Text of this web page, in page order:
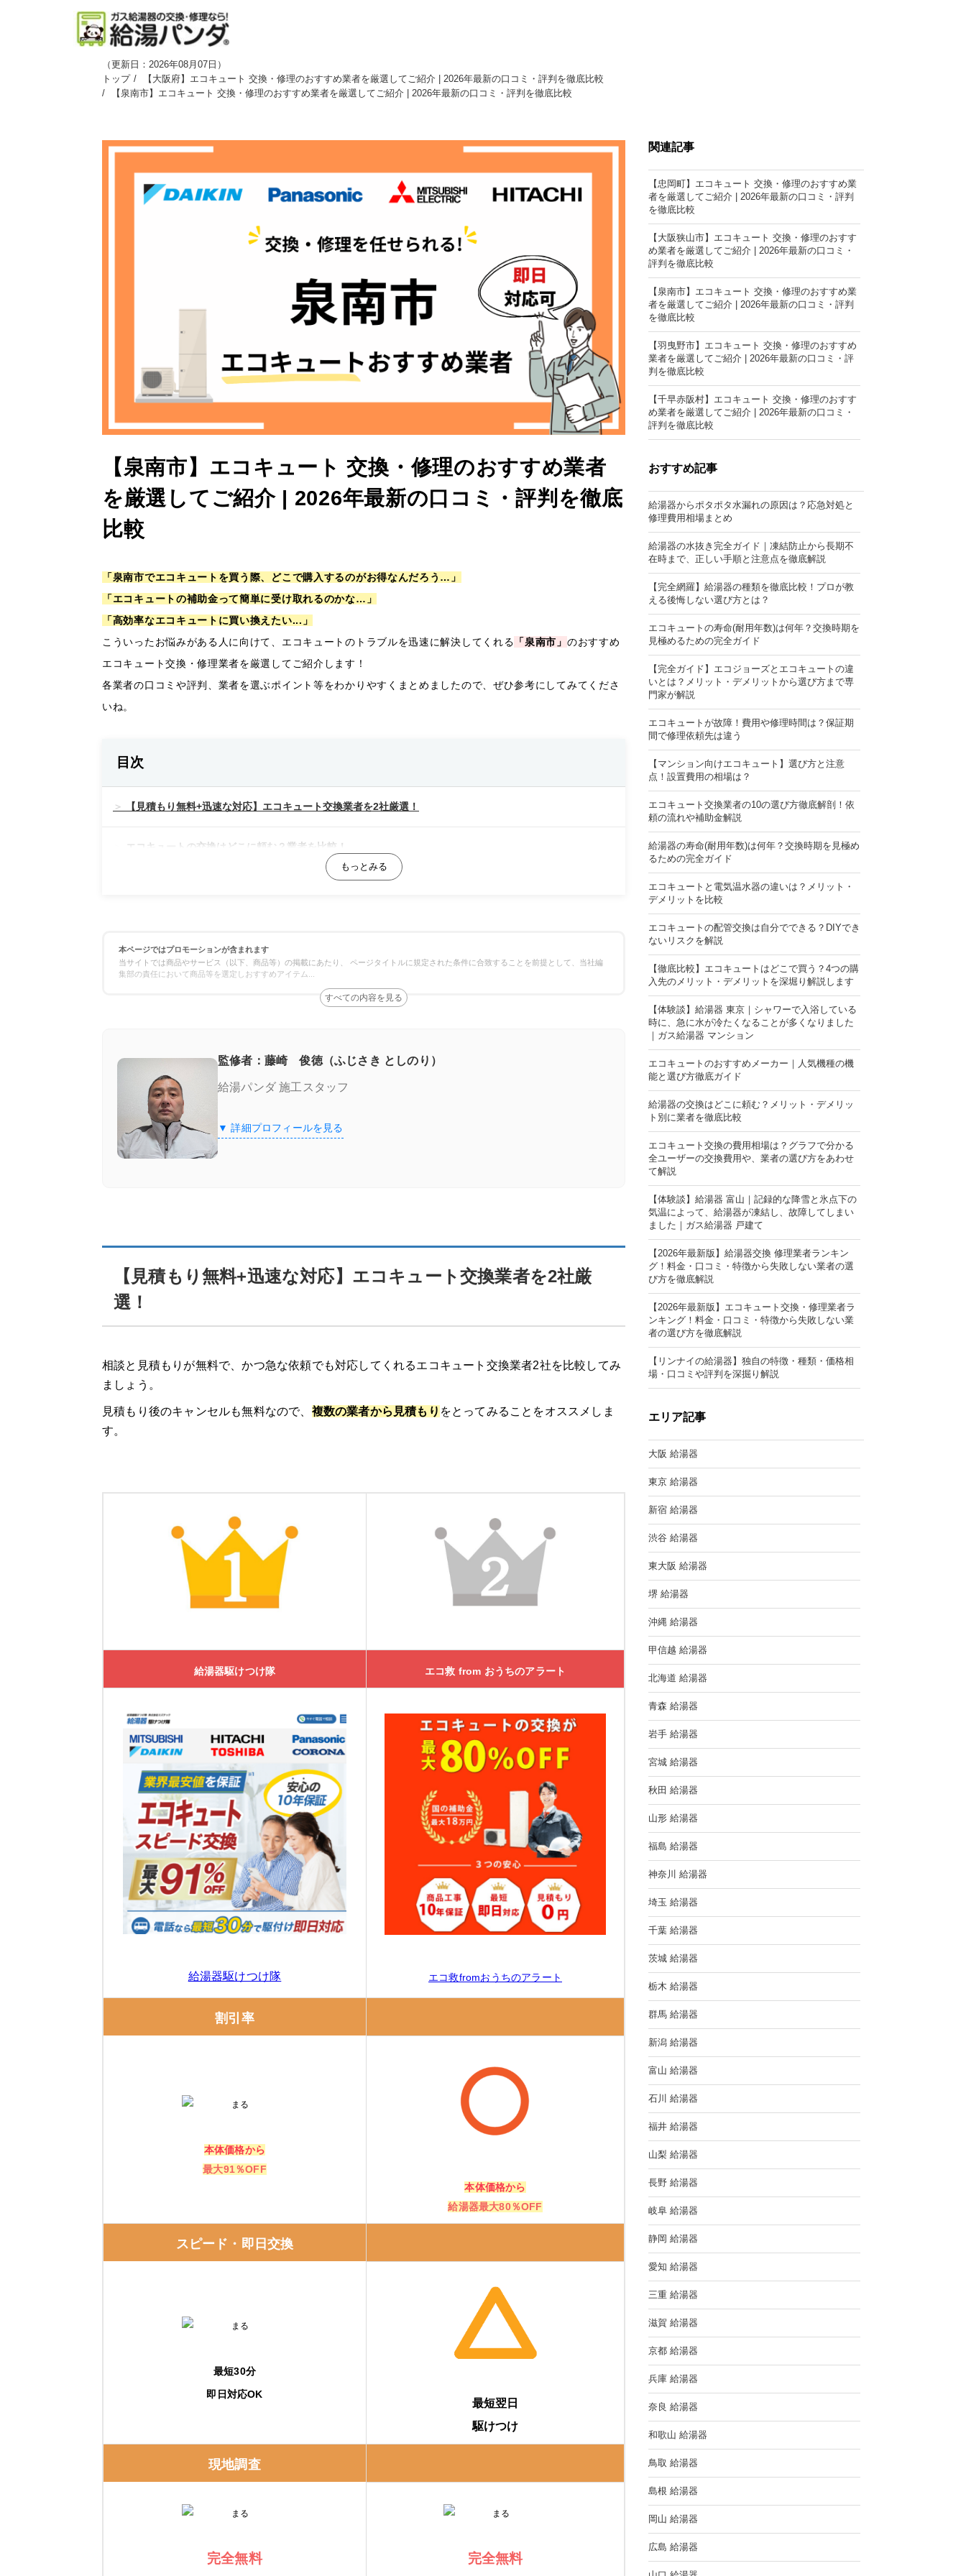
（更新日：2026年08月07日 ）
トップ
【大阪府】エコキュート 交換・修理のおすすめ業者を厳選してご紹介 | 2026年最新の口コミ・評判を徹底比較
【泉南市】エコキュート 交換・修理のおすすめ業者を厳選してご紹介 | 2026年最新の口コミ・評判を徹底比較
【泉南市】エコキュート 交換・修理のおすすめ業者
を厳選してご紹介 | 2026年最新の口コミ・評判を徹底
比較
「泉南市でエコキュートを買う際、どこで購入するのがお得なんだろう…」
「エコキュートの補助金って簡単に受け取れるのかな…」
「高効率なエコキュートに買い換えたい...」
こういったお悩みがある人に向けて、エコキュートのトラブルを迅速に解決してくれる 「泉南市」 のおすすめ
エコキュート交換・修理業者を厳選してご紹介します！
各業者の口コミや評判、業者を選ぶポイント等をわかりやすくまとめましたので、ぜひ参考にしてみてくださ
いね。
目次
【見積もり無料+迅速な対応】エコキュート交換業者を2社厳選！
エコキュートの交換はどこに頼む？業者を比較！
保証の比較
エコキュート専門業者の選び方！ここをチェック
良心価格＆追加費用なし
認定資格の有無
「給湯器駆けつけ隊 ミズテック」の4つの特徴
給湯器駆けつけ隊 ミズテックの口コミ
エコ救 from おうちのアラート
「エコ救 from おうちのアラート」の特徴
「エコ救 from おうちのアラート」の口コミ
湯ドクター
湯ドクターの特徴
湯ドクターの口コミ
大問屋の特徴
大問屋の口コミ
交換できるくん
交換できるくんの特徴
交換できるくんの口コミ
ガスペック
ガスペックの特徴
ガスペックの口コミ
エコキュート交換の窓口
エコキュート交換の窓口の特徴
カンテック（大阪本店）
住設ドットコム 南大阪店
保証内容を確認する
エコキュートの修理費用と交換費用の相場
本ページではプロモーションが含まれます
当サイトでは商品やサービス（以下、商品等）の掲載にあたり、 ページタイトルに規定された条件に合致することを前提として、当社編
集部の責任において商品等を選定しおすすめアイテム
監修者：藤崎 俊徳（ふじさき としのり）
給湯パンダ 施工スタッフ
▼ 詳細プロフィールを見る
【見積もり無料+迅速な対応】エコキュート交換業者を2社厳
選！
相談と見積もりが無料で、かつ急な依頼でも対応してくれるエコキュート交換業者2社を比較してみ
ましょう。
見積もり後のキャンセルも無料なので、 複数の業者から見積もり をとってみることをオススメしま
す。
給湯器駆けつけ隊 エコ救 from おうちのアラート
給湯器駆けつけ隊 エコ救fromおうちのアラート
割引率
本体価格から
最大91％OFF
本体価格から
給湯器最大80％OFF
スピード・即日交換
最短30分
即日対応OK
最短翌日
駆けつけ
現地調査
完全無料 完全無料
関連記事
【忠岡町】エコキュート 交換・修理のおすすめ業
者を厳選してご紹介 | 2026年最新の口コミ・評判
を徹底比較
【大阪狭山市】エコキュート 交換・修理のおすす
め業者を厳選してご紹介 | 2026年最新の口コミ・
評判を徹底比較
【泉南市】エコキュート 交換・修理のおすすめ業
者を厳選してご紹介 | 2026年最新の口コミ・評判
を徹底比較
【羽曳野市】エコキュート 交換・修理のおすすめ
業者を厳選してご紹介 | 2026年最新の口コミ・評
判を徹底比較
【千早赤阪村】エコキュート 交換・修理のおすす
め業者を厳選してご紹介 | 2026年最新の口コミ・
評判を徹底比較
おすすめ記事
給湯器からポタポタ水漏れの原因は？応急対処と
修理費用相場まとめ
給湯器の水抜き完全ガイド｜凍結防止から長期不
在時まで、正しい手順と注意点を徹底解説
【完全網羅】給湯器の種類を徹底比較！プロが教
える後悔しない選び方とは？
エコキュートの寿命(耐用年数)は何年？交換時期を
見極めるための完全ガイド
【完全ガイド】エコジョーズとエコキュートの違
いとは？メリット・デメリットから選び方まで専
門家が解説
エコキュートが故障！費用や修理時間は？保証期
間で修理依頼先は違う
【マンション向けエコキュート】選び方と注意
点！設置費用の相場は？
エコキュート交換業者の10の選び方徹底解剖！依
頼の流れや補助金解説
給湯器の寿命(耐用年数)は何年？交換時期を見極め
るための完全ガイド
エコキュートと電気温水器の違いは？メリット・
デメリットを比較
エコキュートの配管交換は自分でできる？DIYでき
ないリスクを解説
【徹底比較】エコキュートはどこで買う？4つの購
入先のメリット・デメリットを深堀り解説します
【体験談】給湯器 東京｜シャワーで入浴している
時に、急に水が冷たくなることが多くなりました
｜ガス給湯器 マンション
エコキュートのおすすめメーカー｜人気機種の機
能と選び方徹底ガイド
給湯器の交換はどこに頼む？メリット・デメリッ
ト別に業者を徹底比較
エコキュート交換の費用相場は？グラフで分かる
全ユーザーの交換費用や、業者の選び方をあわせ
て解説
【体験談】給湯器 富山｜記録的な降雪と氷点下の
気温によって、給湯器が凍結し、故障してしまい
ました｜ガス給湯器 戸建て
【2026年最新版】給湯器交換 修理業者ランキン
グ！料金・口コミ・特徴から失敗しない業者の選
び方を徹底解説
【2026年最新版】エコキュート交換・修理業者ラ
ンキング！料金・口コミ・特徴から失敗しない業
者の選び方を徹底解説
【リンナイの給湯器】独自の特徴・種類・価格相
場・口コミや評判を深掘り解説
エリア記事
大阪 給湯器
東京 給湯器
新宿 給湯器
渋谷 給湯器
東大阪 給湯器
堺 給湯器
沖縄 給湯器
甲信越 給湯器
北海道 給湯器
青森 給湯器
岩手 給湯器
宮城 給湯器
秋田 給湯器
山形 給湯器
福島 給湯器
神奈川 給湯器
埼玉 給湯器
千葉 給湯器
茨城 給湯器
栃木 給湯器
群馬 給湯器
新潟 給湯器
富山 給湯器
石川 給湯器
福井 給湯器
山梨 給湯器
長野 給湯器
岐阜 給湯器
静岡 給湯器
愛知 給湯器
三重 給湯器
滋賀 給湯器
京都 給湯器
兵庫 給湯器
奈良 給湯器
和歌山 給湯器
鳥取 給湯器
島根 給湯器
岡山 給湯器
広島 給湯器